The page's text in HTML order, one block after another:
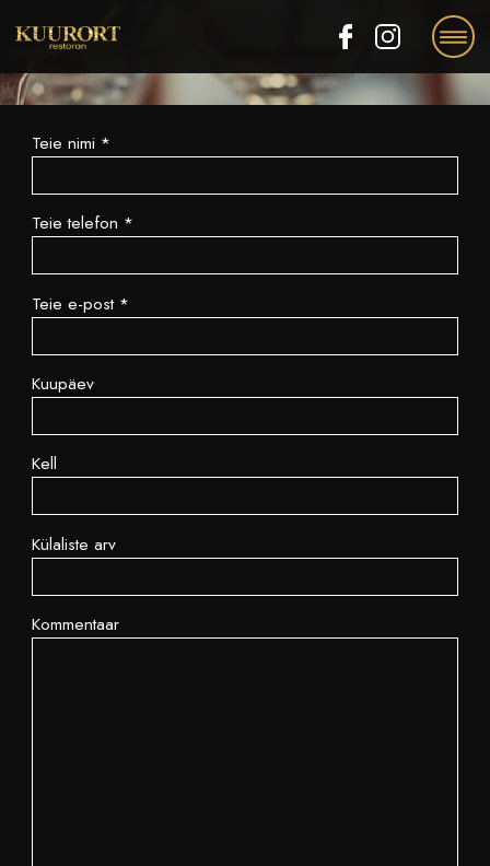
EE RU EN
Teie nimi *
Teie telefon *
Teie e-post *
Kuupäev
Kell
Külaliste arv
Kommentaar